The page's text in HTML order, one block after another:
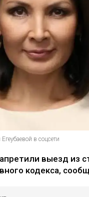
в соцсети
выезд из
кодекса,